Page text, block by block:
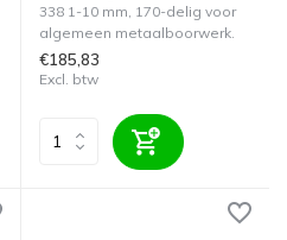
338 1-10 mm, 170-delig voor
algemeen metaalboorwerk.
€185,83
Excl. btw